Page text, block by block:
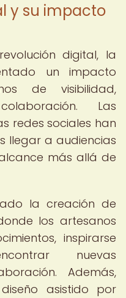
y su impacto
digital, la
un impacto
de visibilidad,
Las
redes sociales han
llegar a audiencias
más allá de
la creación de
los artesanos
inspirarse
nuevas
Además,
asistido por